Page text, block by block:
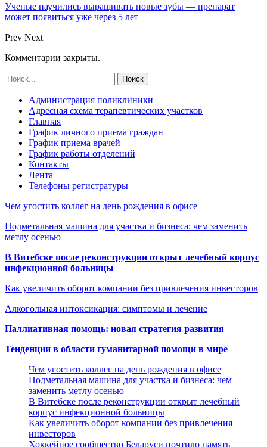
Ученые научились выращивать новые зубы — препарат
может появиться уже через 5 лет
Prev Next
Комментарии закрыты.
Администрация поликлиники
Адресная схема терапевтических участков
Главная
График личного приема граждан
График приема врачей
График работы отделений
Контакты
Лента
Телефоны регистратуры
Чем угостить коллег на день рождения в офисе
Подметальная машина для участка и бизнеса: чем заменить
метлу осенью
В Витебске после реконструкции открыт лечебный корпус
инфекционной больницы
Как увеличить оборот компании без привлечения инвесторов
Алкогольная интоксикация: симптомы и лечение
Паллиативная помощь: новая стратегия развития
Тенденции в области гуманитарной помощи в мире
Чем угостить коллег на день рождения в офисе
Подметальная машина для участка и бизнеса: чем
заменить метлу осенью
В Витебске после реконструкции открыт лечебный
корпус инфекционной больницы
Как увеличить оборот компании без привлечения
инвесторов
Хоккейное сообщество Беларуси почтило память